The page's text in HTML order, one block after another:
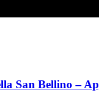
San Bellino –